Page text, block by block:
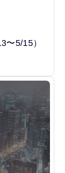
〜5/15）